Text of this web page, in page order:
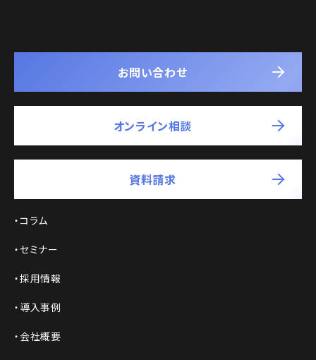
お問い合わせ
オンライン相談
資料請求
コラム
セミナー
採用情報
導入事例
会社概要